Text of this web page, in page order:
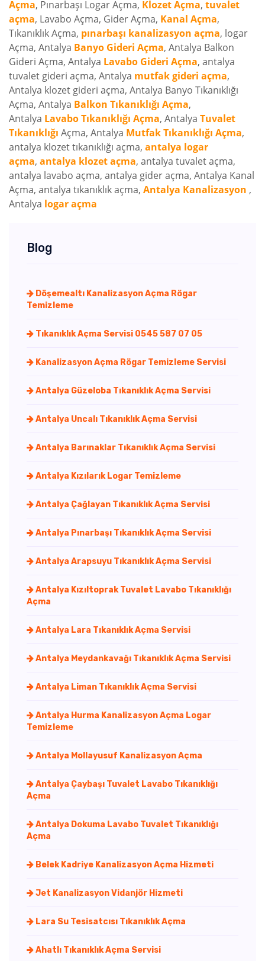
Açma, Pınarbaşı Logar Açma, Klozet Açma, tuvalet
açma, Lavabo Açma, Gider Açma, Kanal Açma,
Tıkanıklık Açma, pınarbaşı kanalizasyon açma, logar
Açma, Antalya Banyo Gideri Açma, Antalya Balkon
Gideri Açma, Antalya Lavabo Gideri Açma, antalya
tuvalet gideri açma, Antalya mutfak gideri açma,
Antalya klozet gideri açma, Antalya Banyo Tıkanıklığı
Açma, Antalya Balkon Tıkanıklığı Açma,
Antalya Lavabo Tıkanıklığı Açma, Antalya Tuvalet
Tıkanıklığı Açma, Antalya Mutfak Tıkanıklığı Açma,
antalya klozet tıkanıklığı açma, antalya logar
açma, antalya klozet açma, antalya tuvalet açma,
antalya lavabo açma, antalya gider açma, Antalya Kanal
Açma, antalya tıkanıklık açma, Antalya Kanalizasyon ,
Antalya logar açma
Blog
Döşemealtı Kanalizasyon Açma Rögar
Temizleme
Tıkanıklık Açma Servisi 0545 587 07 05
Kanalizasyon Açma Rögar Temizleme Servisi
Antalya Güzeloba Tıkanıklık Açma Servisi
Antalya Uncalı Tıkanıklık Açma Servisi
Antalya Barınaklar Tıkanıklık Açma Servisi
Antalya Kızılarık Logar Temizleme
Antalya Çağlayan Tıkanıklık Açma Servisi
Antalya Pınarbaşı Tıkanıklık Açma Servisi
Antalya Arapsuyu Tıkanıklık Açma Servisi
Antalya Kızıltoprak Tuvalet Lavabo Tıkanıklığı
Açma
Antalya Lara Tıkanıklık Açma Servisi
Antalya Meydankavağı Tıkanıklık Açma Servisi
Antalya Liman Tıkanıklık Açma Servisi
Antalya Hurma Kanalizasyon Açma Logar
Temizleme
Antalya Mollayusuf Kanalizasyon Açma
Antalya Çaybaşı Tuvalet Lavabo Tıkanıklığı
Açma
Antalya Dokuma Lavabo Tuvalet Tıkanıklığı
Açma
Belek Kadriye Kanalizasyon Açma Hizmeti
Jet Kanalizasyon Vidanjör Hizmeti
Lara Su Tesisatcısı Tıkanıklık Açma
Ahatlı Tıkanıklık Açma Servisi